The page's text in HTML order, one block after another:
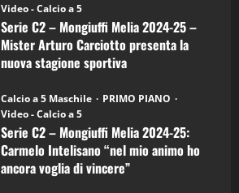
Video - Calcio a 5
Serie C2 – Mongiuffi Melia 2024-25 –
Mister Arturo Carciotto presenta la
nuova stagione sportiva
Calcio a 5 Maschile
PRIMO PIANO
Video - Calcio a 5
Serie C2 – Mongiuffi Melia 2024-25:
Carmelo Intelisano “nel mio animo ho
ancora voglia di vincere”
(Martedi 07 Aprile 2026)
08/04/2026
“SportEmpire” in Podcast: 30^ Puntata
(Martedi 05 Maggio 2026)
08/05/2026